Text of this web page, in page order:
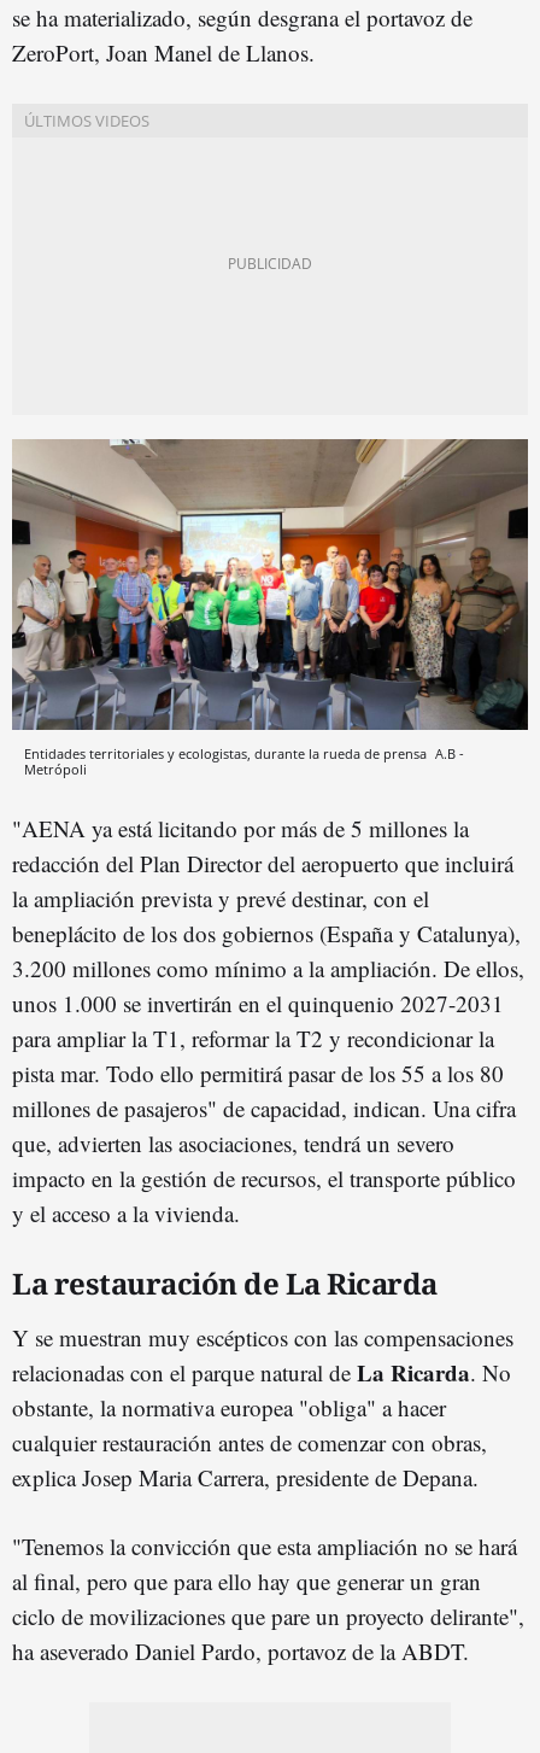
se ha materializado, según desgrana el portavoz de
ZeroPort, Joan Manel de Llanos.
Entidades territoriales y ecologistas, durante la rueda de prensa A.B -
Metrópoli
"AENA ya está licitando por más de 5 millones la
redacción del Plan Director del aeropuerto que incluirá
la ampliación prevista y prevé destinar, con el
beneplácito de los dos gobiernos (España y Catalunya),
3.200 millones como mínimo a la ampliación. De ellos,
unos 1.000 se invertirán en el quinquenio 2027-2031
para ampliar la T1, reformar la T2 y recondicionar la
pista mar. Todo ello permitirá pasar de los 55 a los 80
millones de pasajeros" de capacidad, indican. Una cifra
que, advierten las asociaciones, tendrá un severo
impacto en la gestión de recursos, el transporte público
y el acceso a la vivienda.
La restauración de La Ricarda
Y se muestran muy escépticos con las compensaciones
relacionadas con el parque natural de La Ricarda. No
obstante, la normativa europea "obliga" a hacer
cualquier restauración antes de comenzar con obras,
explica Josep Maria Carrera, presidente de Depana.
"Tenemos la convicción que esta ampliación no se hará
al final, pero que para ello hay que generar un gran
ciclo de movilizaciones que pare un proyecto delirante",
ha aseverado Daniel Pardo, portavoz de la ABDT.